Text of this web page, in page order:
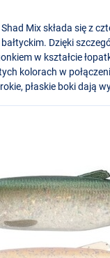
Mix składa się z
Dzięki
w kształcie
kolorach w
płaskie boki dają